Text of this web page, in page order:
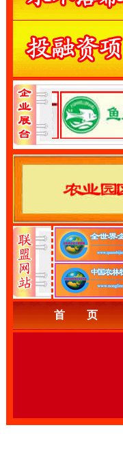
首 页